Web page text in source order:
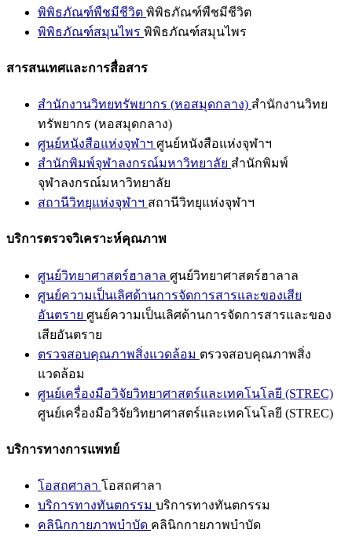
พิพิธภัณฑ์พืชมีชีวิต พิพิธภัณฑ์พืชมีชีวิต
พิพิธภัณฑ์สมุนไพร พิพิธภัณฑ์สมุนไพร
สารสนเทศและการสื่อสาร
สำนักงานวิทยทรัพยากร (หอสมุดกลาง) สำนักงานวิทย
ทรัพยากร (หอสมุดกลาง)
ศูนย์หนังสือแห่งจุฬาฯ ศูนย์หนังสือแห่งจุฬาฯ
สำนักพิมพ์จุฬาลงกรณ์มหาวิทยาลัย สำนักพิมพ์
จุฬาลงกรณ์มหาวิทยาลัย
สถานีวิทยุแห่งจุฬาฯ สถานีวิทยุแห่งจุฬาฯ
บริการตรวจวิเคราะห์คุณภาพ
ศูนย์วิทยาศาสตร์ฮาลาล ศูนย์วิทยาศาสตร์ฮาลาล
ศูนย์ความเป็นเลิศด้านการจัดการสารและของเสีย
อันตราย ศูนย์ความเป็นเลิศด้านการจัดการสารและของ
เสียอันตราย
ตรวจสอบคุณภาพสิ่งแวดล้อม ตรวจสอบคุณภาพสิ่ง
แวดล้อม
ศูนย์เครื่องมือวิจัยวิทยาศาสตร์และเทคโนโลยี (STREC)
ศูนย์เครื่องมือวิจัยวิทยาศาสตร์และเทคโนโลยี (STREC)
บริการทางการแพทย์
โอสถศาลา โอสถศาลา
บริการทางทันตกรรม บริการทางทันตกรรม
คลินิกกายภาพบำบัด คลินิกกายภาพบำบัด